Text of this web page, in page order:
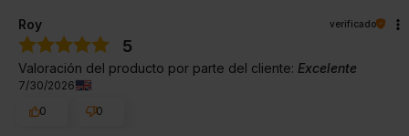
Roy verificado
5
Valoración del producto por parte del cliente: Excelente
7/30/2026
0
0